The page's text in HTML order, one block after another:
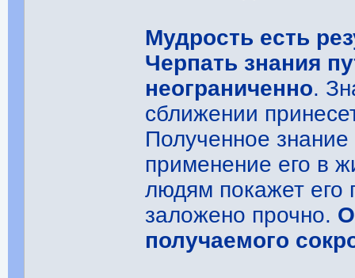
Мудрость есть
Черпать знания
неограниченно.
сближении
Полученное
применение его в
людям покажет его
заложено прочно.
получаемого